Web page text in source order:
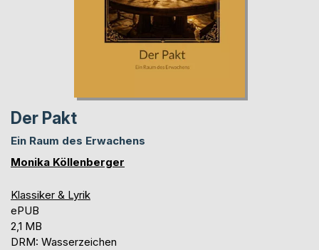
Der Pakt
Ein Raum des Erwachens
Monika Köllenberger
Klassiker & Lyrik
ePUB
2,1 MB
DRM: Wasserzeichen